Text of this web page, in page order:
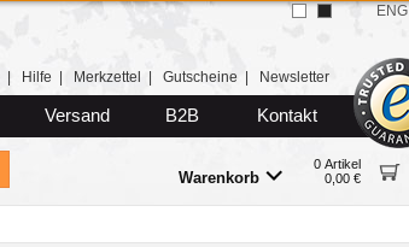
Hilfe Merkzettel Gutscheine Newsletter
Versand B2B Kontakt
Warenkorb
0 Artikel
0,00 €
ENG